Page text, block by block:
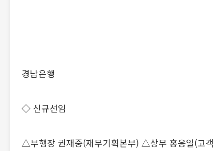
경남은행
◇ 신규선임
△부행장 권재중(재무기획본부) △상무 홍응일(고